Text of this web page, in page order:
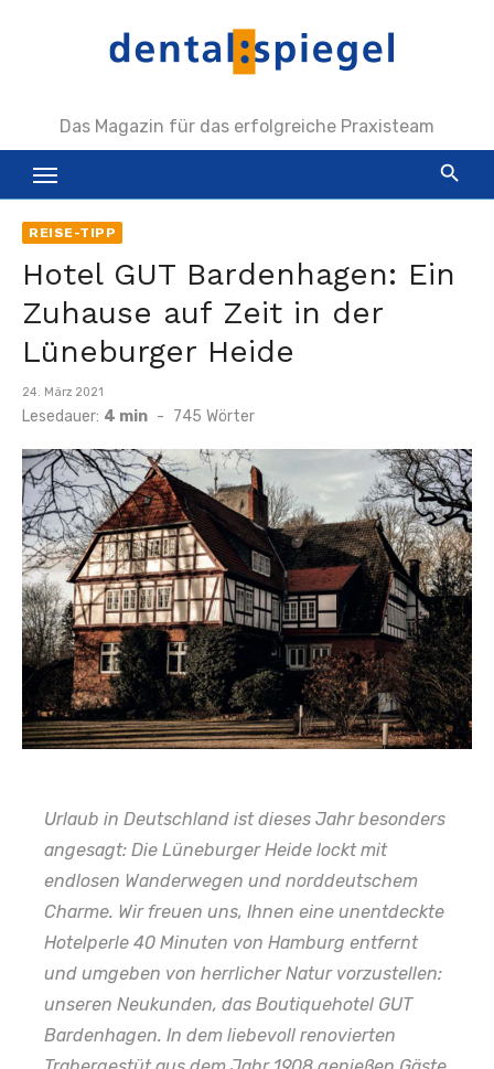
Das Magazin für das erfolgreiche Praxisteam
REISE-TIPP
Hotel GUT Bardenhagen: Ein
Zuhause auf Zeit in der
Lüneburger Heide
Veröffentlicht
am
24. März 2021
Lesedauer: 4 min - 745 Wörter
Urlaub in Deutschland ist dieses Jahr besonders
angesagt: Die Lüneburger Heide lockt mit
endlosen Wanderwegen und norddeutschem
Charme. Wir freuen uns, Ihnen eine unentdeckte
Hotelperle 40 Minuten von Hamburg entfernt
und umgeben von herrlicher Natur vorzustellen:
unseren Neukunden, das Boutiquehotel GUT
Bardenhagen. In dem liebevoll renovierten